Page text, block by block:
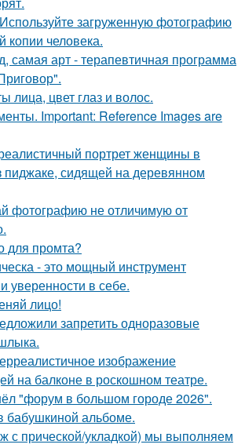
загруженную фотографию
копии человека.
самая арт - терапевтичная программа
лица, цвет глаз и волос.
Important: Reference Images are
портрет женщины в
пиджаке, сидящей на деревянном
фотографию не отличимую от
для промта?
- это мощный инструмент
уверенности в себе.
лицо!
запретить одноразовые
изображение
на балконе в роскошном театре.
"форум в большом городе 2026".
бабушкиной альбоме.
с прической/укладкой) мы выполняем